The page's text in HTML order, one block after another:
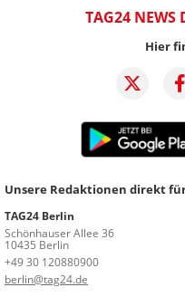
TAG24
Hier
Unsere Redaktionen direkt
TAG24 Berlin
Schönhauser Allee 36
10435 Berlin
+49 30 120880900
berlin@tag24.de